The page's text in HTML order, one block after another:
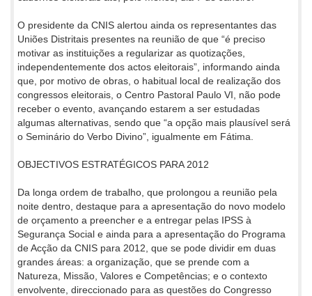
O presidente da CNIS alertou ainda os representantes das
Uniões Distritais presentes na reunião de que “é preciso
motivar as instituições a regularizar as quotizações,
independentemente dos actos eleitorais”, informando ainda
que, por motivo de obras, o habitual local de realização dos
congressos eleitorais, o Centro Pastoral Paulo VI, não pode
receber o evento, avançando estarem a ser estudadas
algumas alternativas, sendo que “a opção mais plausível será
o Seminário do Verbo Divino”, igualmente em Fátima.
OBJECTIVOS ESTRATÉGICOS PARA 2012
Da longa ordem de trabalho, que prolongou a reunião pela
noite dentro, destaque para a apresentação do novo modelo
de orçamento a preencher e a entregar pelas IPSS à
Segurança Social e ainda para a apresentação do Programa
de Acção da CNIS para 2012, que se pode dividir em duas
grandes áreas: a organização, que se prende com a
Natureza, Missão, Valores e Competências; e o contexto
envolvente, direccionado para as questões do Congresso